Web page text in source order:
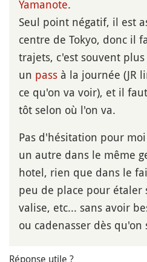
Yamanote.
Seul point négatif, il est
centre de Tokyo, donc il
trajets, c'est souvent
un pass à la journée (JR
ce qu'on va voir), et il
tôt selon où l'on va.
Pas d'hésitation pour
un autre dans le même
hotel, rien que dans le
peu de place pour étaler
valise, etc... sans avoir
ou cadenasser dès qu'on
Réponse utile ?